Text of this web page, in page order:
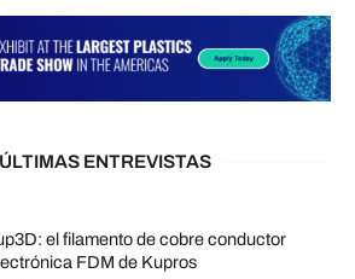
ENTREVISTAS
el filamento de cobre conductor
FDM de Kupros